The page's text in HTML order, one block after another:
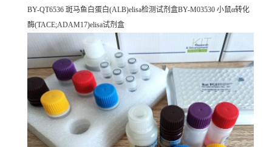
BY-QT6536 斑马鱼白蛋白(ALB)elisa检测试剂盒BY-M03530 小鼠α转化
酶(TACE;ADAM17)elisa试剂盒